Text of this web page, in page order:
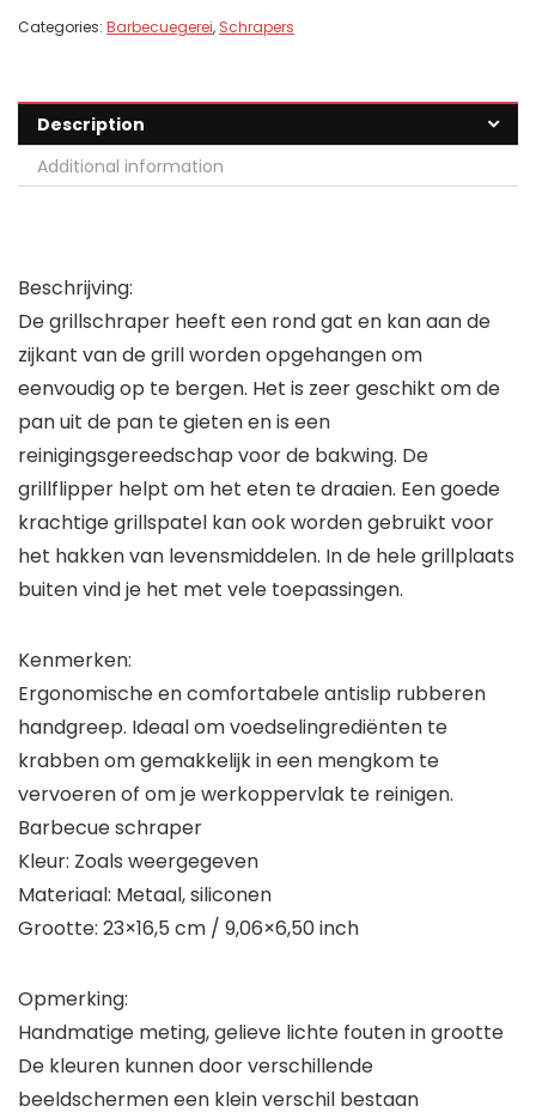
Categories: Barbecuegerei, Schrapers
Description
Additional information
Beschrijving:
De grillschraper heeft een rond gat en kan aan de
zijkant van de grill worden opgehangen om
eenvoudig op te bergen. Het is zeer geschikt om de
pan uit de pan te gieten en is een
reinigingsgereedschap voor de bakwing. De
grillflipper helpt om het eten te draaien. Een goede
krachtige grillspatel kan ook worden gebruikt voor
het hakken van levensmiddelen. In de hele grillplaats
buiten vind je het met vele toepassingen.
Kenmerken:
Ergonomische en comfortabele antislip rubberen
handgreep. Ideaal om voedselingrediënten te
krabben om gemakkelijk in een mengkom te
vervoeren of om je werkoppervlak te reinigen.
Barbecue schraper
Kleur: Zoals weergegeven
Materiaal: Metaal, siliconen
Grootte: 23×16,5 cm / 9,06×6,50 inch
Opmerking:
Handmatige meting, gelieve lichte fouten in grootte
De kleuren kunnen door verschillende
beeldschermen een klein verschil bestaan